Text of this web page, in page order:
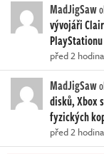
MadJigSaw
vývojáři
PlayStationu
před 2
MadJigSaw
disků, Xbox
fyzických
před 2